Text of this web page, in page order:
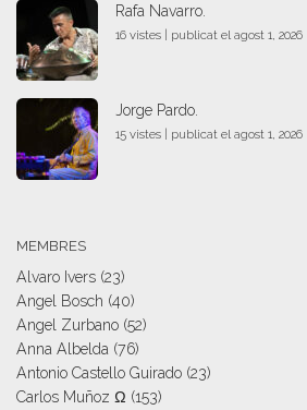
Rafa Navarro.
16 vistes | publicat el agost 1, 2026
Jorge Pardo.
15 vistes | publicat el agost 1, 2026
MEMBRES
Alvaro Ivers (23)
Angel Bosch (40)
Angel Zurbano (52)
Anna Albelda (76)
Antonio Castello Guirado (23)
Carlos Muñoz Ω (153)